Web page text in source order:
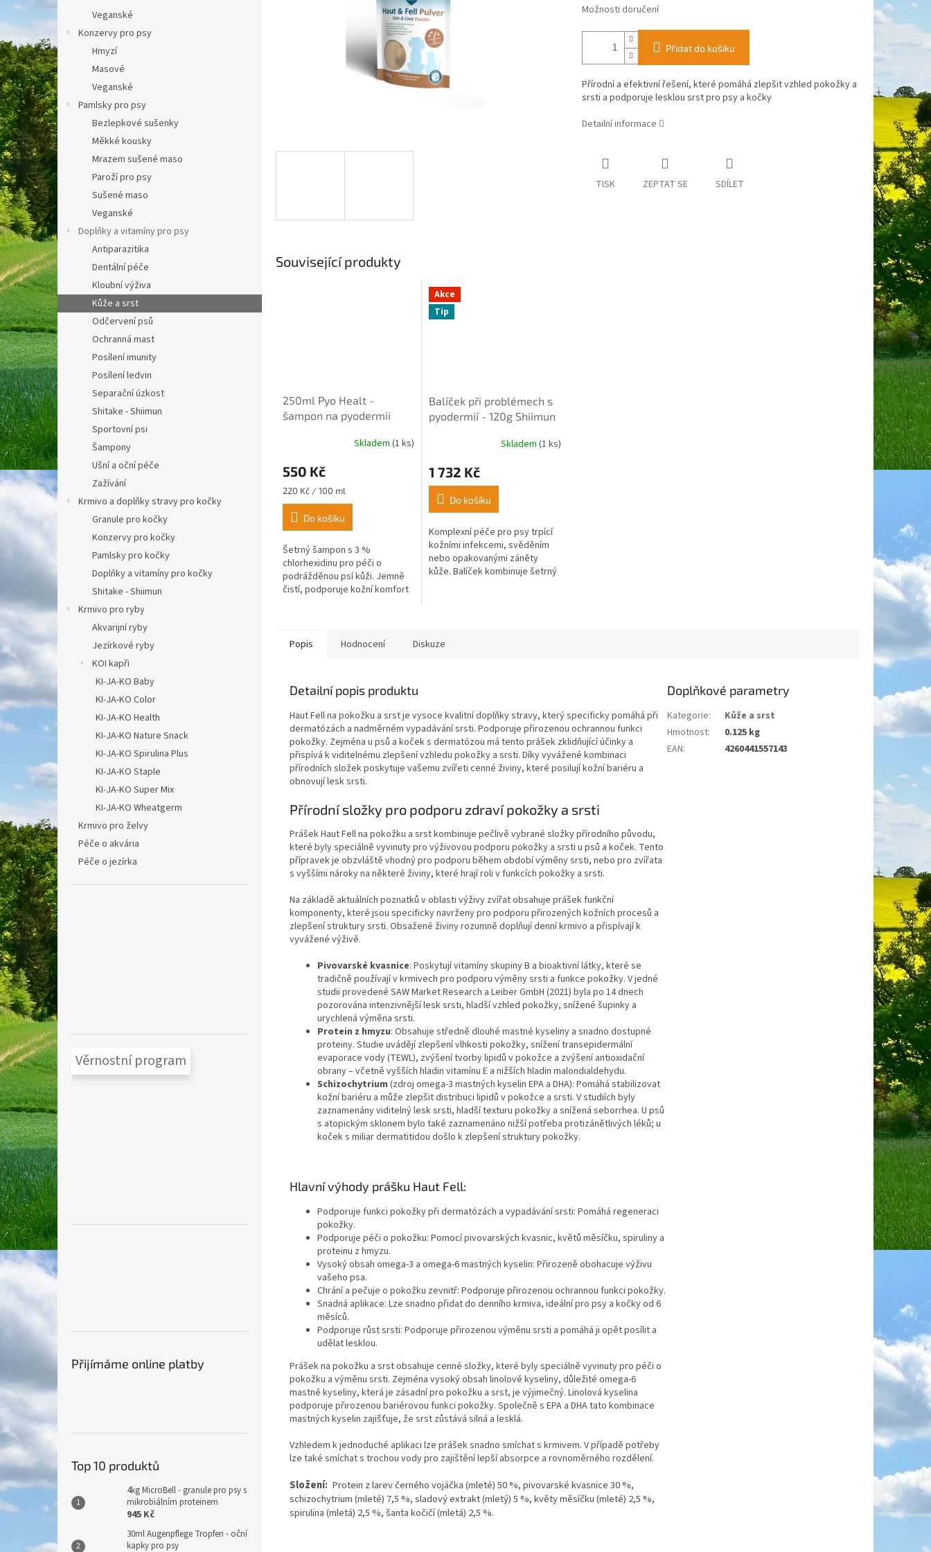
l
Veganské
Konzervy pro psy
Hmyzí
Masové
Veganské
Pamlsky pro psy
Bezlepkové sušenky
Měkké kousky
Mrazem sušené maso
Paroží pro psy
Sušené maso
Veganské
Doplňky a vitamíny pro psy
Antiparazitika
Dentální péče
Kloubní výživa
Kůže a srst
Odčervení psů
Ochranná mast
Posílení imunity
Posílení ledvin
Separační úzkost
Shitake - Shiimun
Sportovní psi
Šampony
Ušní a oční péče
Zažívání
Krmivo a doplňky stravy pro kočky
Granule pro kočky
Konzervy pro kočky
Pamlsky pro kočky
Doplňky a vitamíny pro kočky
Shitake - Shiimun
Krmivo pro ryby
Akvarijní ryby
Jezírkové ryby
KOI kapři
KI-JA-KO Baby
KI-JA-KO Color
KI-JA-KO Health
KI-JA-KO Nature Snack
KI-JA-KO Spirulina Plus
KI-JA-KO Staple
KI-JA-KO Super Mix
KI-JA-KO Wheatgerm
Krmivo pro želvy
Péče o akvária
Péče o jezírka
Věrnostní program
Přijímáme online platby
Top 10 produktů
4kg MicroBell - granule pro psy s
mikrobiálním proteinem
945 Kč
30ml Augenpflege Tropfen - oční
kapky pro psy
Možnosti doručení
Přidat do košíku
Přírodní a efektivní řešení, které pomáhá zlepšit vzhled pokožky a
srsti a podporuje lesklou srst pro psy a kočky
Detailní informace
TISK ZEPTAT SE SDÍLET
Související produkty
250ml Pyo Healt -
šampon na pyodermii
produktu
je
5,0
Skladem (1 ks)
550 Kč
Měrná
cena:
220 Kč / 100 ml
Do košíku
Šetrný šampon s 3 %
chlorhexidinu pro péči o
podrážděnou psí kůži. Jemně
čistí, podporuje kožní komfort
Akce
Tip
Balíček při problémech s
pyodermií - 120g Shiimun
+ 250ml Šampon Pyo
Skladem (1 ks)
1 732 Kč
Do košíku
Komplexní péče pro psy trpící
kožními infekcemi, svěděním
nebo opakovanými záněty
kůže. Balíček kombinuje šetrný
Popis Hodnocení Diskuze
Detailní popis produktu
Haut Fell na pokožku a srst je vysoce kvalitní doplňky stravy, který specificky pomáhá při
dermatózách a nadměrném vypadávání srsti. Podporuje přirozenou ochrannou funkci
pokožky. Zejména u psů a koček s dermatózou má tento prášek zklidňující účinky a
přispívá k viditelnému zlepšení vzhledu pokožky a srsti. Díky vyvážené kombinaci
přírodních složek poskytuje vašemu zvířeti cenné živiny, které posilují kožní bariéru a
obnovují lesk srsti.
Přírodní složky pro podporu zdraví pokožky a srsti
Prášek Haut Fell na pokožku a srst kombinuje pečlivě vybrané složky přírodního původu,
které byly speciálně vyvinuty pro výživovou podporu pokožky a srsti u psů a koček. Tento
přípravek je obzvláště vhodný pro podporu během období výměny srsti, nebo pro zvířata
s vyššími nároky na některé živiny, které hrají roli v funkcích pokožky a srsti.
Na základě aktuálních poznatků v oblasti výživy zvířat obsahuje prášek funkční
komponenty, které jsou specificky navrženy pro podporu přirozených kožních procesů a
zlepšení struktury srsti. Obsažené živiny rozumně doplňují denní krmivo a přispívají k
vyvážené výživě.
Pivovarské kvasnice: Poskytují vitamíny skupiny B a bioaktivní látky, které se
tradičně používají v krmivech pro podporu výměny srsti a funkce pokožky. V jedné
studii provedené SAW Market Research a Leiber GmbH (2021) byla po 14 dnech
pozorována intenzivnější lesk srsti, hladší vzhled pokožky, snížené šupinky a
urychlená výměna srsti.
Protein z hmyzu: Obsahuje středně dlouhé mastné kyseliny a snadno dostupné
proteiny. Studie uvádějí zlepšení vlhkosti pokožky, snížení transepidermální
evaporace vody (TEWL), zvýšení tvorby lipidů v pokožce a zvýšení antioxidační
obrany – včetně vyšších hladin vitamínu E a nižších hladin malondialdehydu.
Schizochytrium (zdroj omega-3 mastných kyselin EPA a DHA): Pomáhá stabilizovat
kožní bariéru a může zlepšit distribuci lipidů v pokožce a srsti. V studiích byly
zaznamenány viditelný lesk srsti, hladší texturu pokožky a snížená seborrhea. U psů
s atopickým sklonem bylo také zaznamenáno nižší potřeba protizánětlivých léků; u
koček s miliar dermatitidou došlo k zlepšení struktury pokožky.
Hlavní výhody prášku Haut Fell:
Podporuje funkci pokožky při dermatózách a vypadávání srsti: Pomáhá regeneraci
pokožky.
Podporuje péči o pokožku: Pomocí pivovarských kvasnic, květů měsíčku, spiruliny a
proteinu z hmyzu.
Vysoký obsah omega-3 a omega-6 mastných kyselin: Přirozeně obohacuje výživu
vašeho psa.
Chrání a pečuje o pokožku zevnitř: Podporuje přirozenou ochrannou funkci pokožky.
Snadná aplikace: Lze snadno přidat do denního krmiva, ideální pro psy a kočky od 6
měsíců.
Podporuje růst srsti: Podporuje přirozenou výměnu srsti a pomáhá ji opět posílit a
udělat lesklou.
Prášek na pokožku a srst obsahuje cenné složky, které byly speciálně vyvinuty pro péči o
pokožku a výměnu srsti. Zejména vysoký obsah linolové kyseliny, důležité omega-6
mastné kyseliny, která je zásadní pro pokožku a srst, je výjimečný. Linolová kyselina
podporuje přirozenou bariérovou funkci pokožky. Společně s EPA a DHA tato kombinace
mastných kyselin zajišťuje, že srst zůstává silná a lesklá.
Vzhledem k jednoduché aplikaci lze prášek snadno smíchat s krmivem. V případě potřeby
lze také smíchat s trochou vody pro zajištění lepší absorpce a rovnoměrného rozdělení.
Složení: Protein z larev černého vojáčka (mleté) 50 %, pivovarské kvasnice 30 %,
schizochytrium (mleté) 7,5 %, sladový extrakt (mletý) 5 %, květy měsíčku (mleté) 2,5 %,
spirulina (mletá) 2,5 %, šanta kočičí (mletá) 2,5 %.
Doplňkové parametry
Kategorie:
Kůže a srst
Hmotnost:
0.125 kg
EAN: 4260441557143